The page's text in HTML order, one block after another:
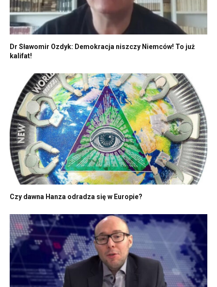
Dr Sławomir Ozdyk: Demokracja niszczy Niemców! To już
kalifat!
Czy dawna Hanza odradza się w Europie?